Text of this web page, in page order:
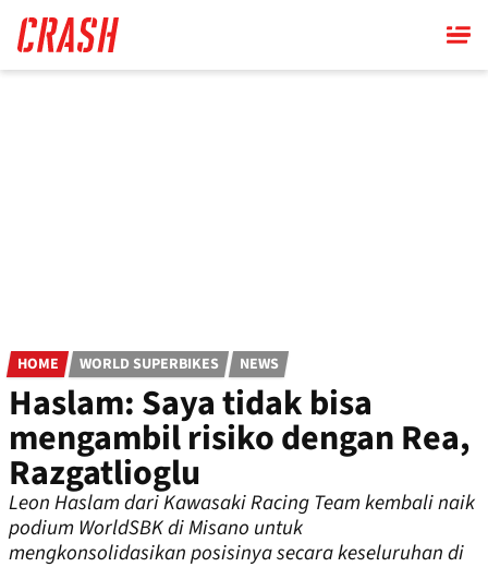
main
content
HOME WORLD SUPERBIKES NEWS
Haslam: Saya tidak bisa
mengambil risiko dengan Rea,
Razgatlioglu
Leon Haslam dari Kawasaki Racing Team kembali naik
podium WorldSBK di Misano untuk
mengkonsolidasikan posisinya secara keseluruhan di